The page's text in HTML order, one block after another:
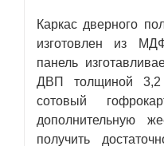
Каркас дверного
изготовлен из
панель
ДВП толщиной 3,2
сотовый
дополнительную
получить